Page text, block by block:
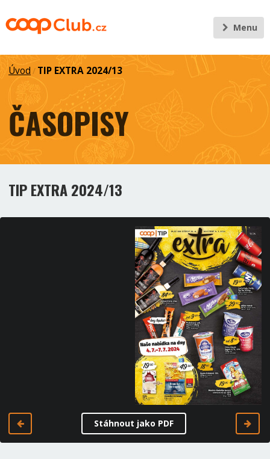
Menu
Úvod / TIP EXTRA 2024/13
ČASOPISY
TIP EXTRA 2024/13
Stáhnout jako PDF